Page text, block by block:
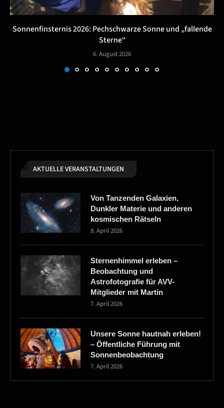
Sonnenfinsternis 2026: Pechschwarze Sonne und „fallende
Sterne“
6. August 2026
AKTUELLE VERANSTALTUNGEN
Von Tanzenden Galaxien,
Dunkler Materie und anderen
kosmischen Rätseln
8. April 2026
Sternenhimmel erleben –
Beobachtung und
Astrofotografie für AVV-
Mitglieder mit Martin
7. April 2026
Unsere Sonne hautnah erleben!
– Öffentliche Führung mit
Sonnenbeobachtung
7. April 2026